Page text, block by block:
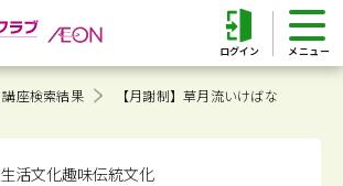
ログイン
講座検索結果 【月謝制】草月流いけばな
生活文化趣味伝統文化